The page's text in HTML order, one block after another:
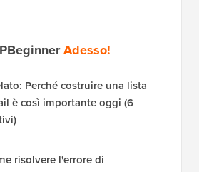
Adesso!
Perché costruire una lista
è così importante oggi (6
risolvere l'errore di